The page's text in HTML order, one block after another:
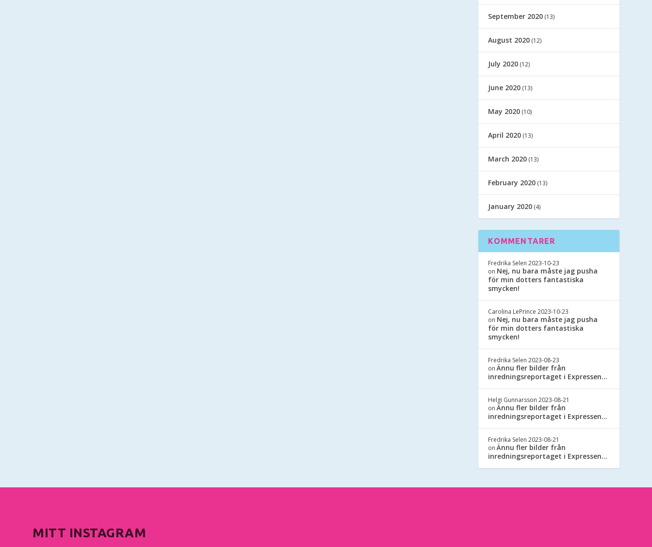
September 2020 (13)
August 2020 (12)
July 2020 (12)
June 2020 (13)
May 2020 (10)
April 2020 (13)
March 2020 (13)
February 2020 (13)
January 2020 (4)
KOMMENTARER
Fredrika Selen 2023-10-23
on Nej, nu bara måste jag pusha
för min dotters fantastiska
smycken!
Carolina LePrince 2023-10-23
on Nej, nu bara måste jag pusha
för min dotters fantastiska
smycken!
Fredrika Selen 2023-08-23
onÄnnu fler bilder från
inredningsreportaget i Expressen…
Helgi Gunnarsson 2023-08-21
onÄnnu fler bilder från
inredningsreportaget i Expressen…
Fredrika Selen 2023-08-21
onÄnnu fler bilder från
inredningsreportaget i Expressen…
MITT INSTAGRAM